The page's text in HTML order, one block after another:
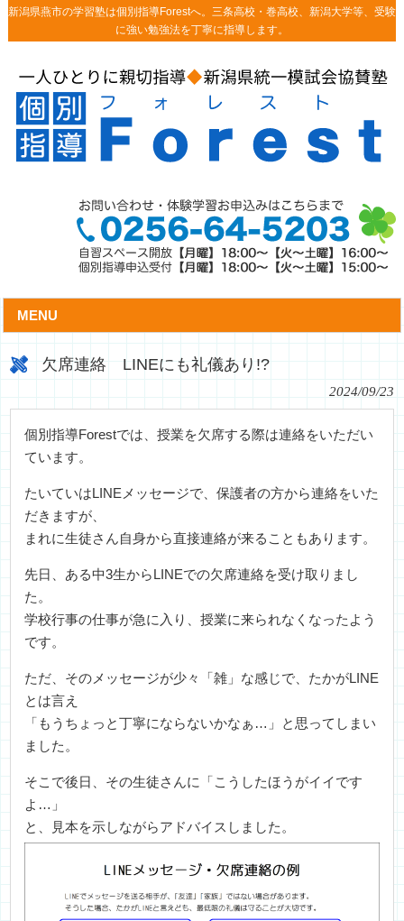
新潟県燕市の学習塾は個別指導Forestへ。三条高校・巻高校、新潟大学等、受験
に強い勉強法を丁寧に指導します。
MENU
欠席連絡 LINEにも礼儀あり!?
2024/09/23
個別指導Forestでは、授業を欠席する際は連絡をいただい
ています。
たいていはLINEメッセージで、保護者の方から連絡をいた
だきますが、
まれに生徒さん自身から直接連絡が来ることもあります。
先日、ある中3生からLINEでの欠席連絡を受け取りまし
た。
学校行事の仕事が急に入り、授業に来られなくなったよう
です。
ただ、そのメッセージが少々「雑」な感じで、たかがLINE
とは言え
「もうちょっと丁寧にならないかなぁ…」と思ってしまい
ました。
そこで後日、その生徒さんに「こうしたほうがイイです
よ…」
と、見本を示しながらアドバイスしました。